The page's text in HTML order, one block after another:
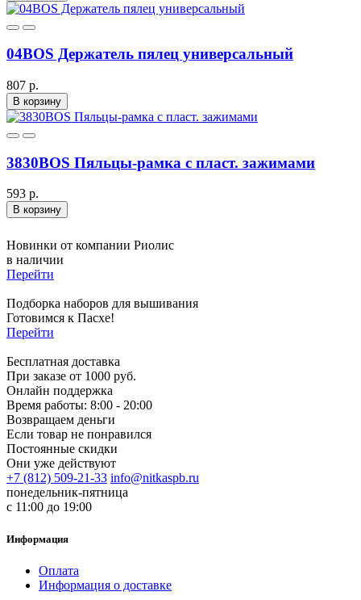
04BOS Держатель пялец универсальный
807 р.
В корзину
3830BOS Пяльцы-рамка с пласт. зажимами
593 р.
В корзину
Новинки от компании Риолис
в наличии
Перейти
Подборка наборов для вышивания
Готовимся к Пасхе!
Перейти
Бесплатная доставка
При заказе от 1000 руб.
Онлайн поддержка
Время работы: 8:00 - 20:00
Возвращаем деньги
Если товар не понравился
Постоянные скидки
Они уже действуют
+7 (812) 509-21-33 info@nitkaspb.ru
понедельник-пятница
с 11:00 до 19:00
Информация
Оплата
Информация о доставке